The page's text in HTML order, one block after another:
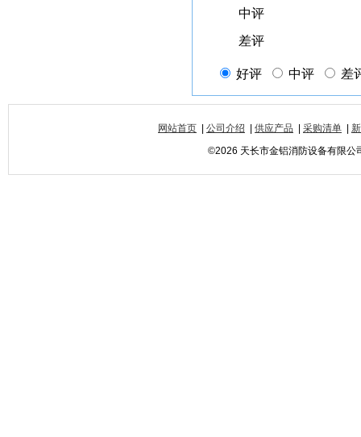
网站首页 公司介绍 供应产品 采购清单
©2026 天长市金铝消防设备有限